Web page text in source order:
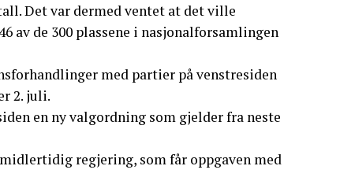
Det var dermed ventet at det ville
de 300 plassene i nasjonalforsamlingen
med partier på venstresiden
2. juli.
en ny valgordning som gjelder fra neste
regjering, som får oppgaven med